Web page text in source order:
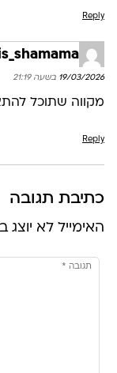
Reply
19/03/2026 בשעה 21:19
מקווה שתוכל
Reply
כתיבת תגובה
האימייל לא יוצג
תגובה *